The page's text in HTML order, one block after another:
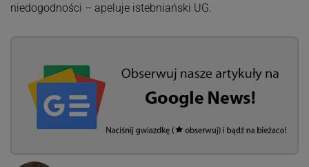
niedogodności – apeluje istebniański UG.